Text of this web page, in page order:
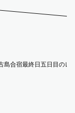
島合宿最終日五日目のレ